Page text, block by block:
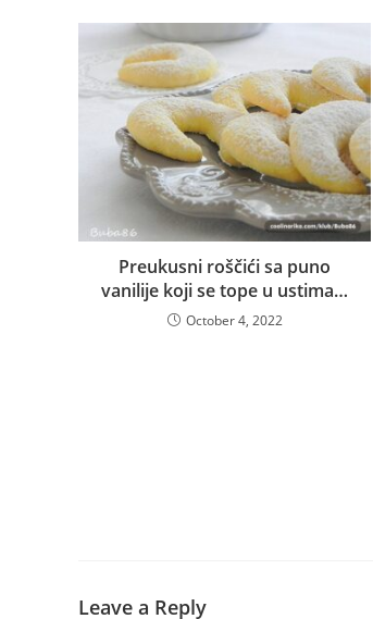
Preukusni roščići sa puno
vanilije koji se tope u ustima…
October 4, 2022
Leave a Reply